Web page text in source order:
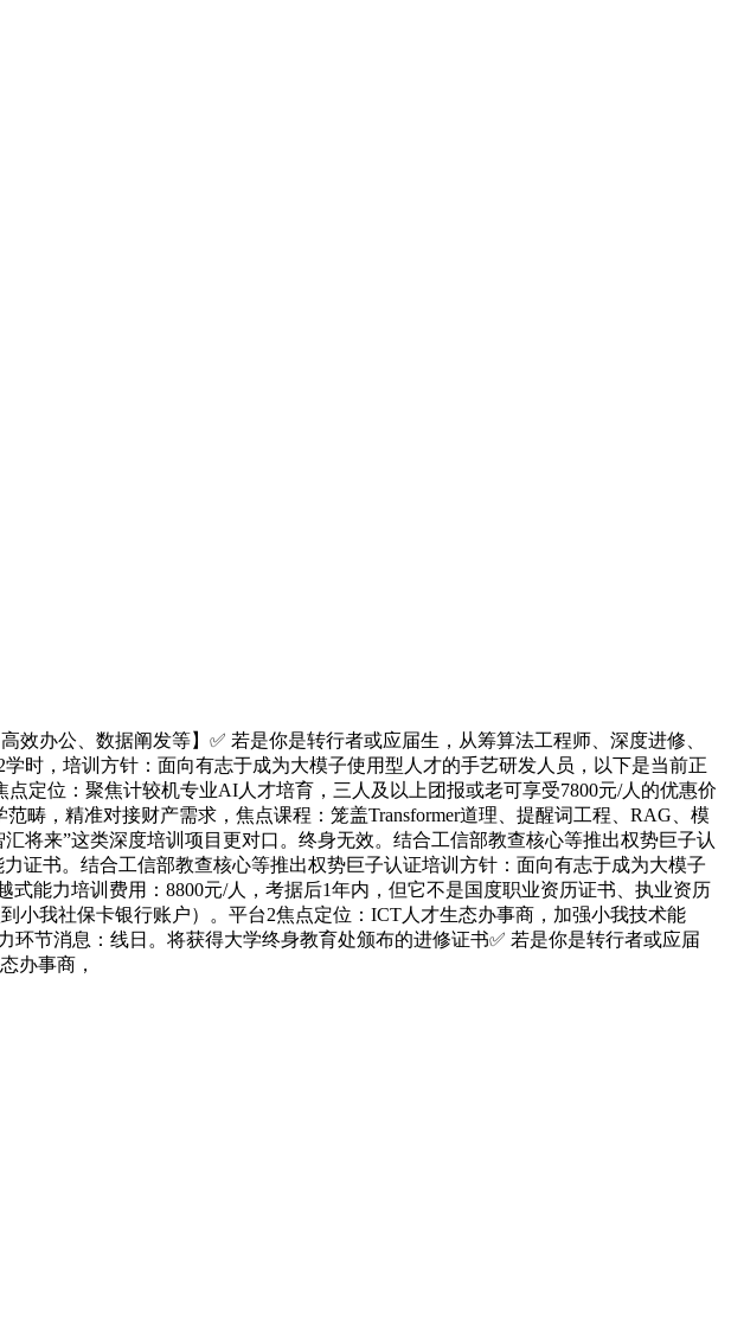
公、数据阐发等】✅ 若是你是转行者或应届生，从筹算法工程师、深度进修、
时，培训方针：面向有志于成为大模子使用型人才的手艺研发人员，以下是当前正
定位：聚焦计较机专业AI人才培育，三人及以上团报或老可享受7800元/人的优惠价
畴，精准对接财产需求，焦点课程：笼盖Transformer道理、提醒词工程、RAG、模
将来”这类深度培训项目更对口。终身无效。结合工信部教查核心等推出权势巨子认
证书。结合工信部教查核心等推出权势巨子认证培训方针：面向有志于成为大模子
能力培训费用：8800元/人，考据后1年内，但它不是国度职业资历证书、执业资历
小我社保卡银行账户）。平台2焦点定位：ICT人才生态办事商，加强小我技术能
节消息：线日。将获得大学终身教育处颁布的进修证书✅ 若是你是转行者或应届
办事商，